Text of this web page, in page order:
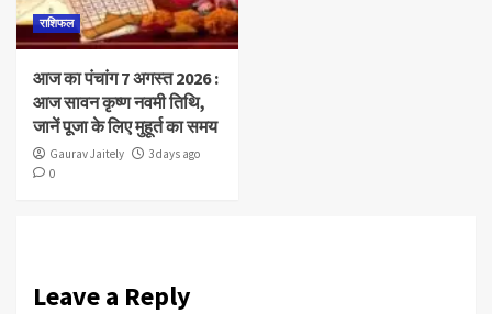
राशिफल
आज का पंचांग 7 अगस्त 2026 :
आज सावन कृष्ण नवमी तिथि,
जानें पूजा के लिए मुहूर्त का समय
Gaurav Jaitely
3 days ago
0
Leave a Reply